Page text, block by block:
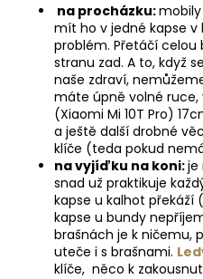
na procházku:mobily
mít ho v jedné kapse
problém. Přetáčí celou
stranu zad. A to, když
naše zdraví,
máte úpně volné ruce,
(Xiaomi Mi 10T Pro)
a ještě další drobné
klíče (teda pokud
na vyjíďku na koni:je
snad už praktikuje
kapse u kalhot překáží
kapse u bundy
brašnách je k ničemu,
uteče i s brašnami.
klíče, něco k